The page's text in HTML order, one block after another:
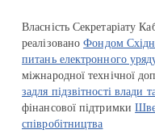
Власність Секретаріату
реалізованоФондом
питань електронного
міжнародної технічної
задля підзвітності влади
фінансової підтримки
співробітництва